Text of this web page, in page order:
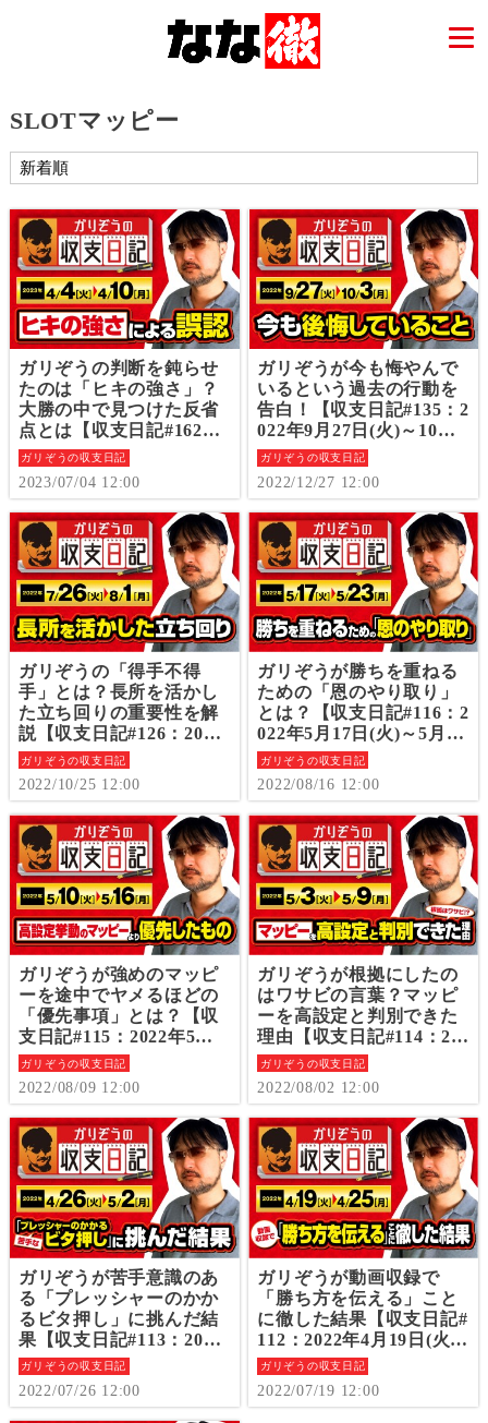
SLOTマッピー
ガリぞうの判断を鈍らせ
たのは「ヒキの強さ」？
大勝の中で見つけた反省
点とは【収支日記#162：2
023年4月4日(火)～4月10
日(月)】
ガリぞうの収支日記
2023/07/04 12:00
ガリぞうが今も悔やんで
いるという過去の行動を
告白！【収支日記#135：2
022年9月27日(火)～10月3
日(月)】
ガリぞうの収支日記
2022/12/27 12:00
ガリぞうの「得手不得
手」とは？長所を活かし
た立ち回りの重要性を解
説【収支日記#126：2022
年7月26日(火)～8月1日
(月)】
ガリぞうの収支日記
2022/10/25 12:00
ガリぞうが勝ちを重ねる
ための「恩のやり取り」
とは？【収支日記#116：2
022年5月17日(火)～5月23
日(月)】
ガリぞうの収支日記
2022/08/16 12:00
ガリぞうが強めのマッピ
ーを途中でヤメるほどの
「優先事項」とは？【収
支日記#115：2022年5月1
0日(火)～5月16日(月)】
ガリぞうの収支日記
2022/08/09 12:00
ガリぞうが根拠にしたの
はワサビの言葉？マッピ
ーを高設定と判別できた
理由【収支日記#114：20
22年5月3日(火)～5月9日
(月)】
ガリぞうの収支日記
2022/08/02 12:00
ガリぞうが苦手意識のあ
る「プレッシャーのかか
るビタ押し」に挑んだ結
果【収支日記#113：2022
年4月26日(火)～5月2日
(月)】
ガリぞうの収支日記
2022/07/26 12:00
ガリぞうが動画収録で
「勝ち方を伝える」こと
に徹した結果【収支日記#
112：2022年4月19日(火)
～4月25日(月)】
ガリぞうの収支日記
2022/07/19 12:00